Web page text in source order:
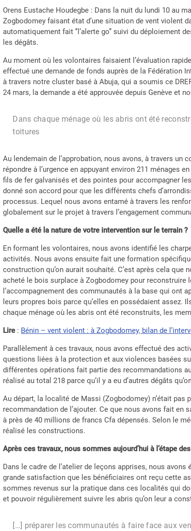
Orens Eustache Houdegbe : Dans la nuit du lundi 10 au
Zogbodomey faisant état d’une situation de vent violent
automatiquement fait ‘’l’alerte go’’ suivi du
les dégâts.
Au moment où les volontaires faisaient l’évaluation
effectué une demande de fonds auprès de la Fédération
à travers notre cluster basé à Abuja, qui a soumis ce
24 mars, la demande a été approuvée depuis Genève et
Dans chaque ménage où les abris ont été
toitures
Au lendemain de l’approbation, nous avons, à travers
répondre à l’urgence en appuyant environ 211 ménages
fils de fer galvanisés et des pointes pour accompagner
donné son accord pour que les différents chefs
processus. Lequel nous avons entamé à travers les
globalement sur le projet à travers l’engagement
Quelle a été la nature de votre intervention sur le terrain ?
En formant les volontaires, nous avons identifié les
activités. Nous avons ensuite fait une formation
construction qu’on aurait souhaité. C’est après cela
acheté le bois surplace à Zogbodomey pour
l’accompagnement des communautés à la base qui ont
leurs propres bois parce qu’elles en possédaient
chaque ménage où les abris ont été reconstruits, les
Lire : Bénin – vent violent : à Zogbodomey, bilan de
Parallèlement à ces travaux, nous avons effectué des
questions liées à la protection et aux violences basées
différentes opérations fait partie des recommandations
réalisé au total 218 parce qu’il y a eu d’autres dégâts
Au départ, la localité de Massi (Zogbodomey) n’était
recommandation de l’ajouter. Ce que nous avons fait en
à près de 40 millions de francs Cfa dépensés. Selon le
réalisé les constructions.
Après ces travaux, nous sommes aujourd’hui à l’étape
Dans le cadre de l’atelier de leçons apprises, nous
grande satisfaction que les bénéficiaires ont reçu cette
sommes revenus sur la pratique dans ces localités qui
et pouvoir régulièrement suivre les abris qu’on leur a
[…] préparer les communautés à faire face aux